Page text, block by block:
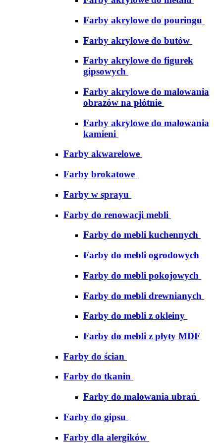
Farby akrylowe do pouringu
Farby akrylowe do butów
Farby akrylowe do figurek
gipsowych
Farby akrylowe do malowania
obrazów na płótnie
Farby akrylowe do malowania
kamieni
Farby akwarelowe
Farby brokatowe
Farby w sprayu
Farby do renowacji mebli
Farby do mebli kuchennych
Farby do mebli ogrodowych
Farby do mebli pokojowych
Farby do mebli drewnianych
Farby do mebli z okleiny
Farby do mebli z płyty MDF
Farby do ścian
Farby do tkanin
Farby do malowania ubrań
Farby do gipsu
Farby dla alergików